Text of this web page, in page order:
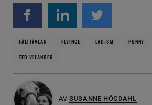
FÄLTTÄVLAN FLYINGE LAG-SM PONNY
TED VELANDER
AV SUSANNE HÖGDAHL